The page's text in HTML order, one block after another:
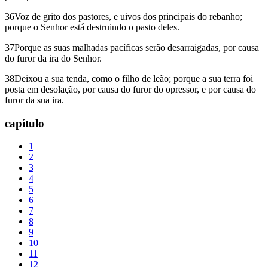
36Voz de grito dos pastores, e uivos dos principais do rebanho;
porque o Senhor está destruindo o pasto deles.
37Porque as suas malhadas pacíficas serão desarraigadas, por causa
do furor da ira do Senhor.
38Deixou a sua tenda, como o filho de leão; porque a sua terra foi
posta em desolação, por causa do furor do opressor, e por causa do
furor da sua ira.
capítulo
1
2
3
4
5
6
7
8
9
10
11
12